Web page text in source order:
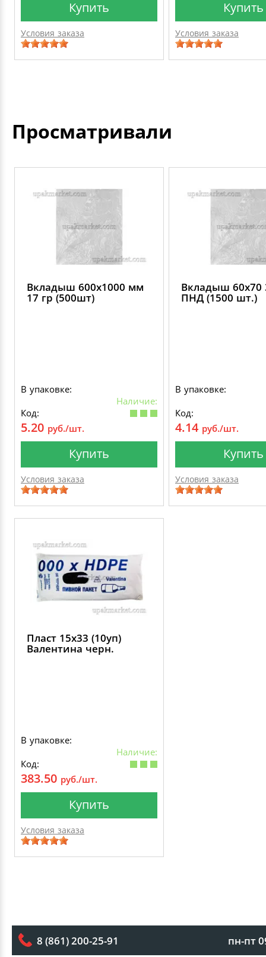
Купить
Условия заказа
Купить
Условия заказа
Просматривали
Вкладыш 600х1000 мм
17 гр (500шт)
В упаковке:
Наличие:
Код:
5.20 руб./шт.
Купить
Условия заказа
Вкладыш 60х70
ПНД (1500 шт.)
В упаковке:
Код:
4.14 руб./шт.
Купить
Условия заказа
Пласт 15х33 (10уп)
Валентина черн.
В упаковке:
Наличие:
Код:
383.50 руб./шт.
Купить
Условия заказа
8 (861) 200-25-91 пн-пт